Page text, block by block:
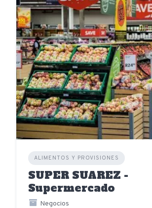
ALIMENTOS Y PROVISIONES
SUPER SUAREZ -
Supermercado
Negocios